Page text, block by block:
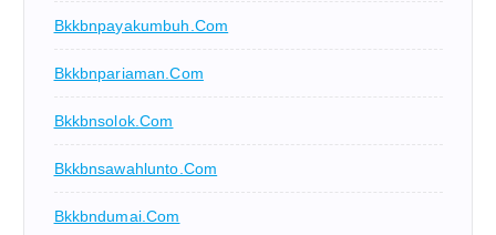
Bkkbnpayakumbuh.com
Bkkbnpariaman.com
Bkkbnsolok.com
Bkkbnsawahlunto.com
Bkkbndumai.com